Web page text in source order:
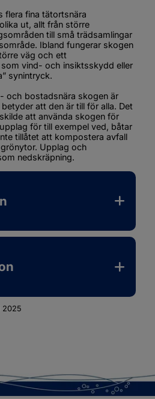
flera fina tätortsnära
ut, allt från större
till små trädsamlingar
Ibland fungerar skogen
väg och ett
vind- och insiktsskydd eller
synintryck.
och bostadsnära skogen är
att den är till för alla. Det
att använda skogen för
för till exempel ved, båtar
tillåtet att kompostera avfall
Upplag och
nedskräpning.
2025